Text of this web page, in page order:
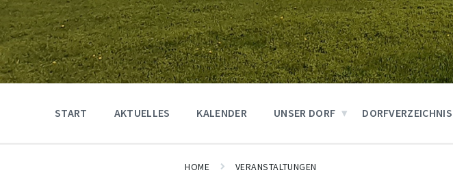
START AKTUELLES KALENDER UNSER DORF DORFVERZEICHNIS
HOME VERANSTALTUNGEN